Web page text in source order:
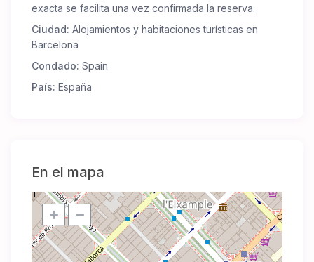
exacta se facilita una vez confirmada la reserva.
Ciudad: Alojamientos y habitaciones turísticas en
Barcelona
Condado: Spain
País: España
En el mapa